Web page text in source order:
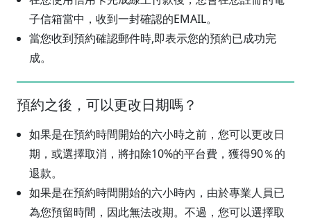
子信箱當中，收到一封確認的EMAIL。
當您收到預約確認郵件時,即表示您的預約已成功完
成。
預約之後，可以更改日期嗎？
如果是在預約時間開始的六小時之前，您可以更改日
期，或選擇取消，將扣除10%的平台費，獲得90％的
退款。
如果是在預約時間開始的六小時內，由於專業人員已
為您預留時間，因此無法改期。不過，您可以選擇取